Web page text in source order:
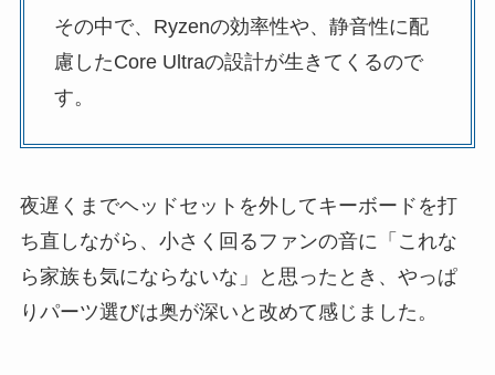
その中で、Ryzenの効率性や、静音性に配
慮したCore Ultraの設計が生きてくるので
す。
夜遅くまでヘッドセットを外してキーボードを打
ち直しながら、小さく回るファンの音に「これな
ら家族も気にならないな」と思ったとき、やっぱ
りパーツ選びは奥が深いと改めて感じました。